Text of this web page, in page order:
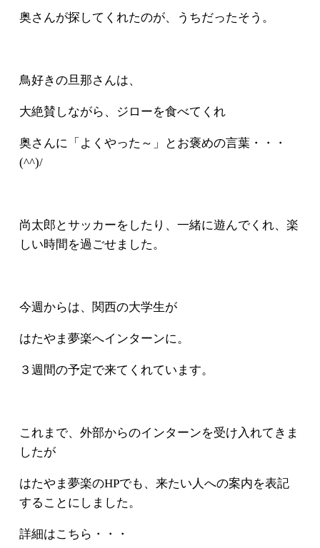
奥さんが探してくれたのが、うちだったそう。
鳥好きの旦那さんは、
大絶賛しながら、ジローを食べてくれ
奥さんに「よくやった～」とお褒めの言葉・・・
(^^)/
尚太郎とサッカーをしたり、一緒に遊んでくれ、楽
しい時間を過ごせました。
今週からは、関西の大学生が
はたやま夢楽へインターンに。
３週間の予定で来てくれています。
これまで、外部からのインターンを受け入れてきま
したが
はたやま夢楽のHPでも、来たい人への案内を表記
することにしました。
詳細はこちら・・・